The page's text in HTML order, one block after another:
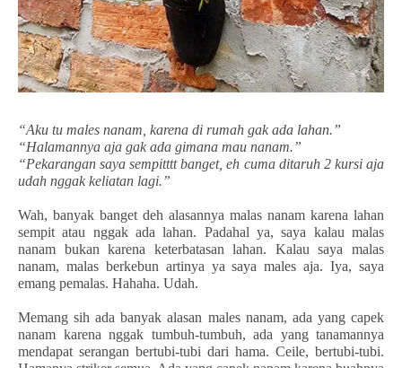
“Aku tu males nanam, karena di rumah gak ada lahan.”
“Halamannya aja gak ada gimana mau nanam.”
“Pekarangan saya sempitttt banget, eh cuma ditaruh 2 kursi aja
udah nggak keliatan lagi.”
Wah, banyak banget deh alasannya malas nanam karena lahan
sempit atau nggak ada lahan. Padahal ya, saya kalau malas
nanam bukan karena keterbatasan lahan. Kalau saya malas
nanam, malas berkebun artinya ya saya males aja. Iya, saya
emang pemalas. Hahaha. Udah.
Memang sih ada banyak alasan males nanam, ada yang capek
nanam karena nggak tumbuh-tumbuh, ada yang tanamannya
mendapat serangan bertubi-tubi dari hama. Ceile, bertubi-tubi.